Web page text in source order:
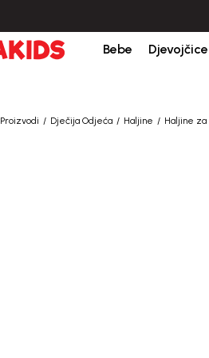
Bebe Djevojčice
Proizvodi Dječija Odjeća Haljine Haljine